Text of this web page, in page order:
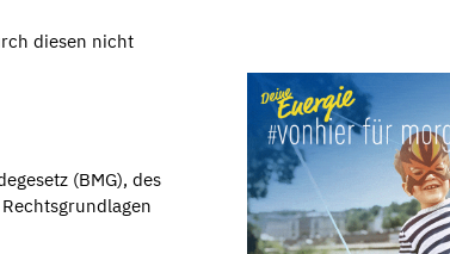
diesen nicht
(BMG), des
Rechtsgrundlagen